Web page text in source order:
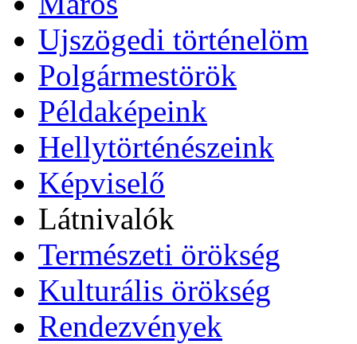
Ujszögedi történelöm
Polgármestörök
Példaképeink
Hellytörténészeink
Képviselő
Látnivalók
Természeti örökség
Kulturális örökség
Rendezvények